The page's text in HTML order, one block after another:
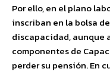
Por ello, en el plano
inscriban en la bolsa
discapacidad, aunque
componentes de
perder su pensión. En